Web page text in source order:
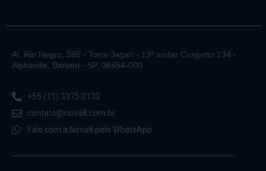
Al. Rio Negro, 585 - Torre Jaçarí - 13º andar Conjunto 134 -
Alphaville, Barueri - SP, 06454-000
+55 (11) 3375 0133
contato@nova8.com.br
Fale com a Nova8 pelo WhatsApp